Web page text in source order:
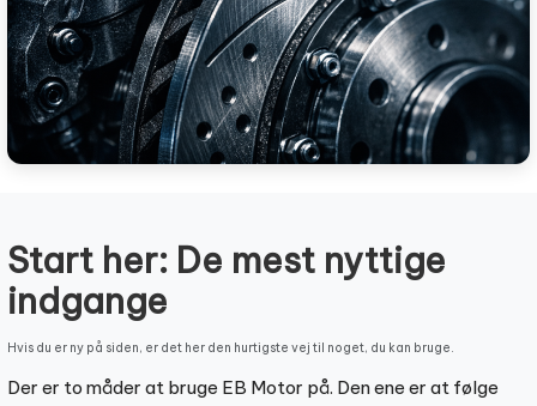
Start her: De mest nyttige
indgange
Hvis du er ny på siden, er det her den hurtigste vej til noget, du kan bruge.
Der er to måder at bruge EB Motor på. Den ene er at følge